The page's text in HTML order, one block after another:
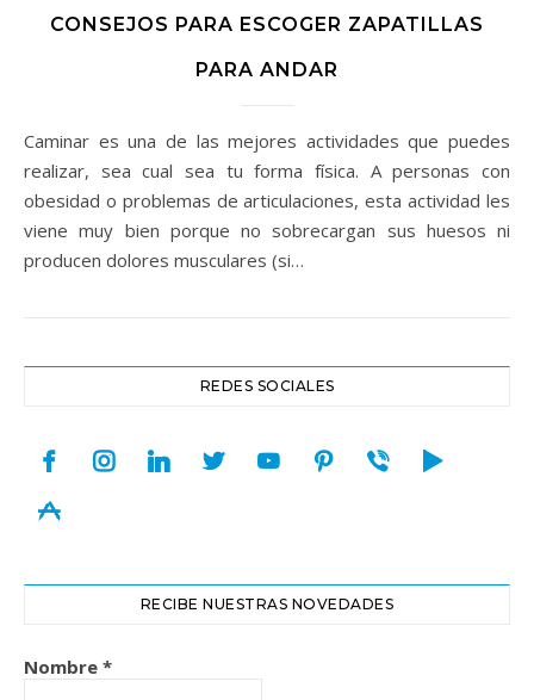
CONSEJOS PARA ESCOGER ZAPATILLAS
PARA ANDAR
Caminar es una de las mejores actividades que puedes
realizar, sea cual sea tu forma física. A personas con
obesidad o problemas de articulaciones, esta actividad les
viene muy bien porque no sobrecargan sus huesos ni
producen dolores musculares (si…
REDES SOCIALES
facebookinstagramlinkedintwitteryoutubepinterest
viber play
appstore
RECIBE NUESTRAS NOVEDADES
Nombre *